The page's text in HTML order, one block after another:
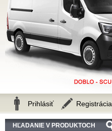
HĽADANIE V PRODUKTOCH
Prihlásiť Registrácia